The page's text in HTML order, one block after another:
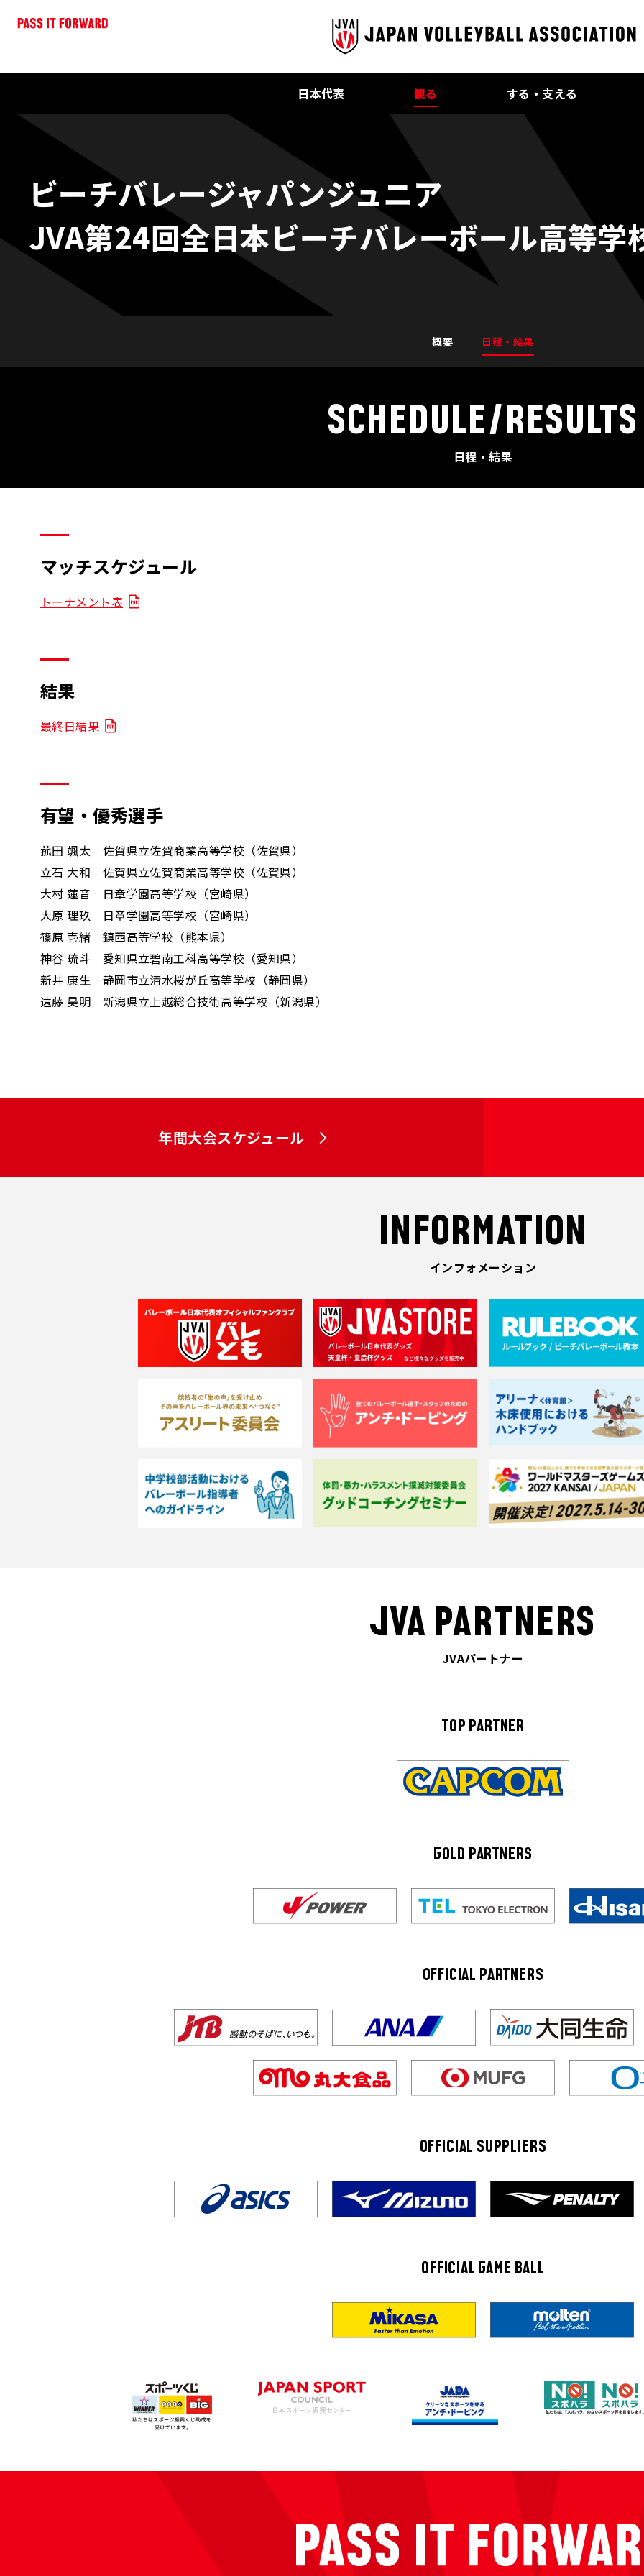
日本代表 観る する・支える
ビーチバレージャパンジュニア
JVA第24回全日本ビーチバレーボール高等学
概要 日程・結果
SCHEDULE/RESULTS
日程・結果
マッチスケジュール
トーナメント表
結果
最終日結果
有望・優秀選手
菰田 颯太 佐賀県立佐賀商業高等学校（佐賀県）
立石 大和 佐賀県立佐賀商業高等学校（佐賀県）
大村 蓮音 日章学園高等学校（宮崎県）
大原 理玖 日章学園高等学校（宮崎県）
篠原 壱緒 鎮西高等学校（熊本県）
神谷 琉斗 愛知県立碧南工科高等学校（愛知県）
新井 康生 静岡市立清水桜が丘高等学校（静岡県）
遠藤 昊明 新潟県立上越総合技術高等学校（新潟県）
年間大会スケジュール
INFORMATION
インフォメーション
JVA PARTNERS
JVAパートナー
TOP PARTNER
GOLD PARTNERS
OFFICIAL PARTNERS
OFFICIAL SUPPLIERS
OFFICIAL GAME BALL